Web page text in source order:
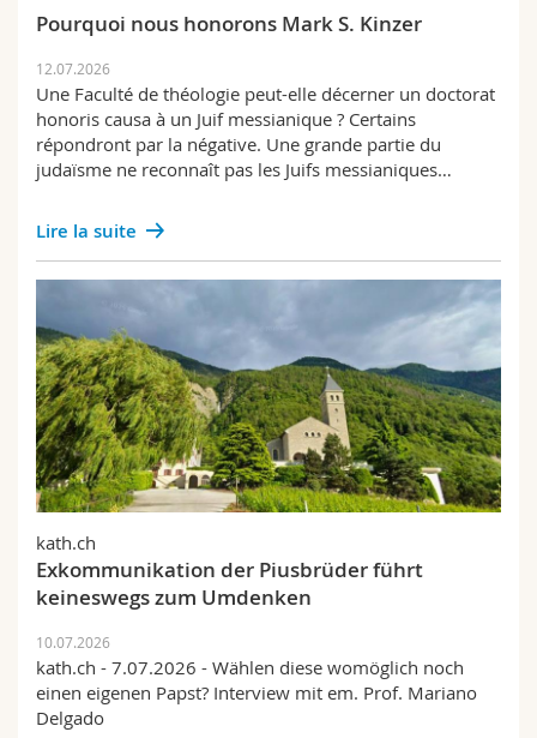
Pourquoi nous honorons Mark S. Kinzer
12.07.2026
Une Faculté de théologie peut-elle décerner un doctorat
honoris causa à un Juif messianique ? Certains
répondront par la négative. Une grande partie du
judaïsme ne reconnaît pas les Juifs messianiques…
Lire la suite
kath.ch
Exkommunikation der Piusbrüder führt
keineswegs zum Umdenken
10.07.2026
kath.ch - 7.07.2026 - Wählen diese womöglich noch
einen eigenen Papst? Interview mit em. Prof. Mariano
Delgado